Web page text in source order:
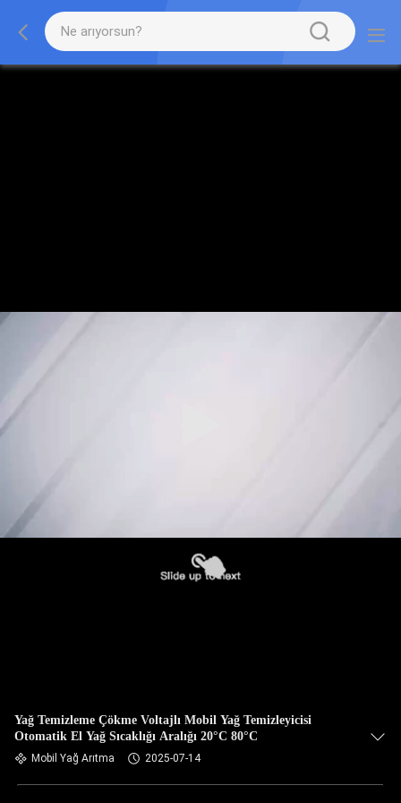
Yağ Temizleme Çökme Voltajlı Mobil Yağ Temizleyicisi
Otomatik El Yağ Sıcaklığı Aralığı 20°C 80°C
Mobil Yağ Arıtma 2025-07-14